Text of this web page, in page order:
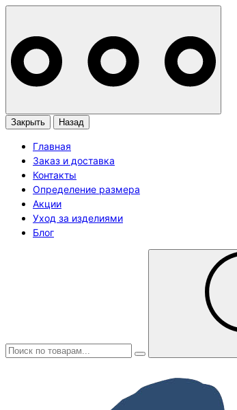
Закрыть Назад
Главная
Заказ и доставка
Контакты
Определение размера
Акции
Уход за изделиями
Блог